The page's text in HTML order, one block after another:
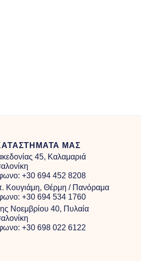
ΜΑΣ
45, Καλαμαριά
+30 694 452 8208
Κουγιάμη, Θέρμη / Πανόραμα
+30 694 534 1760
Νοεμβρίου 40, Πυλαία
+30 698 022 6122